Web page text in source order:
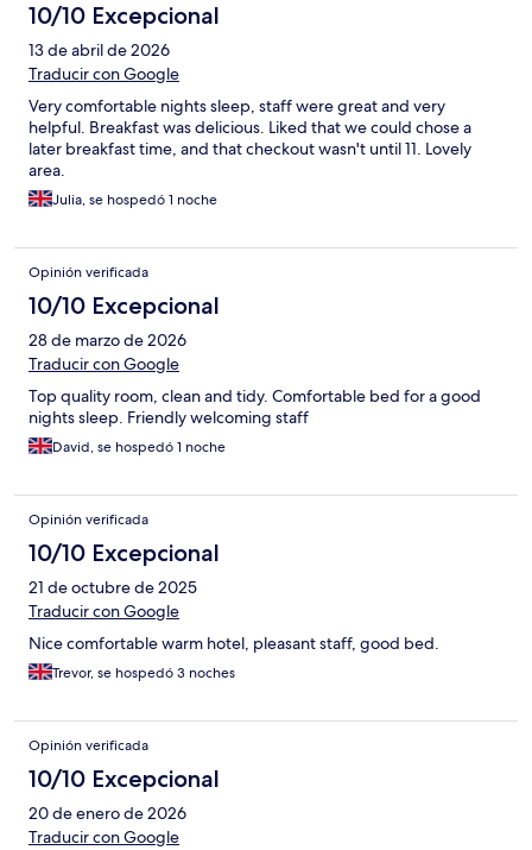
10/10 Excepcional
13 de abril de 2026
Traducir con Google
Very comfortable nights sleep, staff were great and very
helpful. Breakfast was delicious. Liked that we could chose a
later breakfast time, and that checkout wasn't until 11. Lovely
area.
Julia, se hospedó 1 noche
Opinión verificada
10/10 Excepcional
28 de marzo de 2026
Traducir con Google
Top quality room, clean and tidy. Comfortable bed for a good
nights sleep. Friendly welcoming staff
David, se hospedó 1 noche
Opinión verificada
10/10 Excepcional
21 de octubre de 2025
Traducir con Google
Nice comfortable warm hotel, pleasant staff, good bed.
Trevor, se hospedó 3 noches
Opinión verificada
10/10 Excepcional
20 de enero de 2026
Traducir con Google